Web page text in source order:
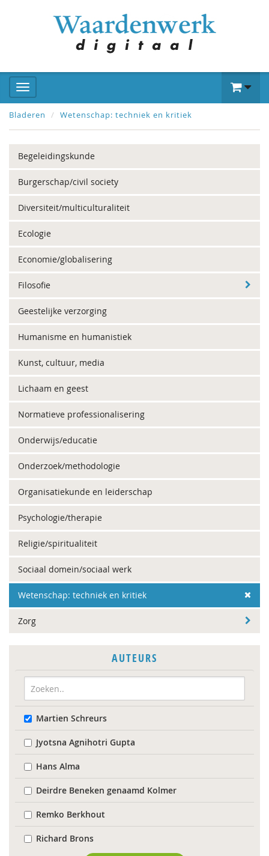
Bladeren Wetenschap: techniek en kritiek
Begeleidingskunde
Burgerschap/civil society
Diversiteit/multiculturaliteit
Ecologie
Economie/globalisering
Filosofie
Geestelijke verzorging
Humanisme en humanistiek
Kunst, cultuur, media
Lichaam en geest
Normatieve professionalisering
Onderwijs/educatie
Onderzoek/methodologie
Organisatiekunde en leiderschap
Psychologie/therapie
Religie/spiritualiteit
Sociaal domein/sociaal werk
Wetenschap: techniek en kritiek
Zorg
AUTEURS
Martien Schreurs
Jyotsna Agnihotri Gupta
Hans Alma
Deirdre Beneken genaamd Kolmer
Remko Berkhout
Richard Brons